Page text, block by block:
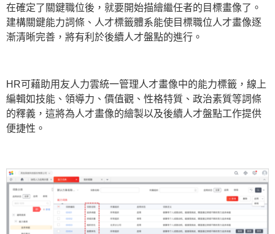
在確定了關鍵職位後，就要開始描繪繼任者的目標畫像了。
建構關鍵能力詞條、人才標籤體系能使目標職位人才畫像逐
漸清晰完善，將有利於後續人才盤點的進行。
HR可藉助用友人力雲統一管理人才畫像中的能力標籤，線上
編輯如技能、領導力、價值觀、性格特質、政治素質等詞條
的釋義，這將為人才畫像的繪製以及後續人才盤點工作提供
便捷性。